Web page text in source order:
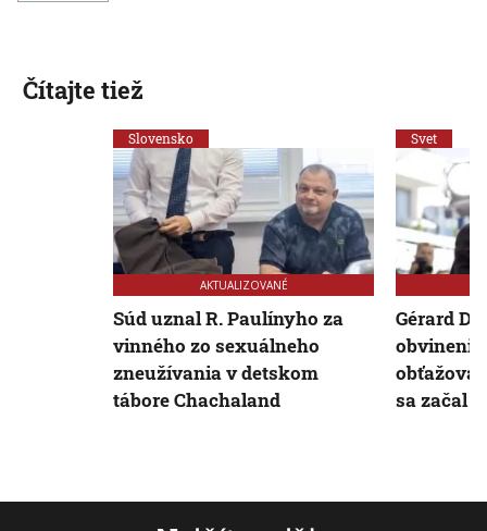
Čítajte tiež
Slovensko
AKTUALIZOVANÉ
Súd uznal R. Paulínyho za
vinného zo sexuálneho
zneužívania v detskom
tábore Chachaland
Svet
Gérard
sa začal